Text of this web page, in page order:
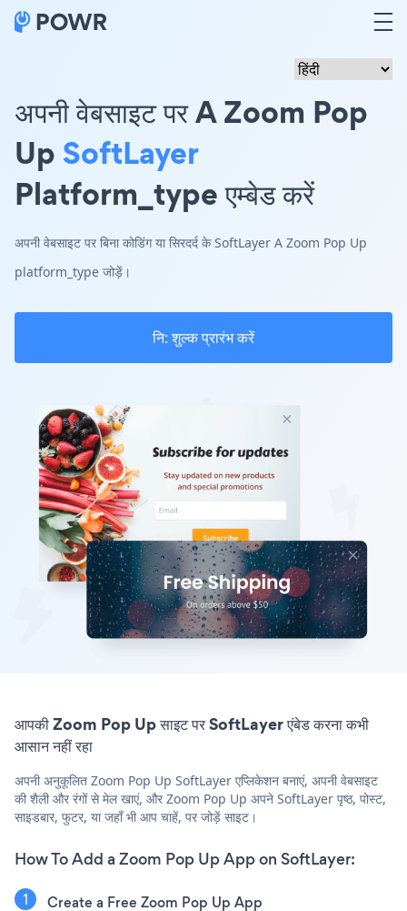
अपनी वेबसाइट पर A Zoom Pop
UpSoftLayer
Platform_type एम्बेड करें
अपनी वेबसाइट पर बिना कोडिंग या सिरदर्द के SoftLayer A Zoom Pop Up
platform_type जोड़ें।
नि: शुल्क प्रारंभ करें
आपकी Zoom Pop Up साइट पर SoftLayer एंबेड करना कभी
आसान नहीं रहा
अपनी अनुकूलित Zoom Pop Up SoftLayer एप्लिकेशन बनाएं, अपनी वेबसाइट
की शैली और रंगों से मेल खाएं, और Zoom Pop Up अपने SoftLayer पृष्ठ, पोस्ट,
साइडबार, फुटर, या जहाँ भी आप चाहें, पर जोड़ें साइट।
How To Add a Zoom Pop Up App on SoftLayer:
Create a Free Zoom Pop Up App